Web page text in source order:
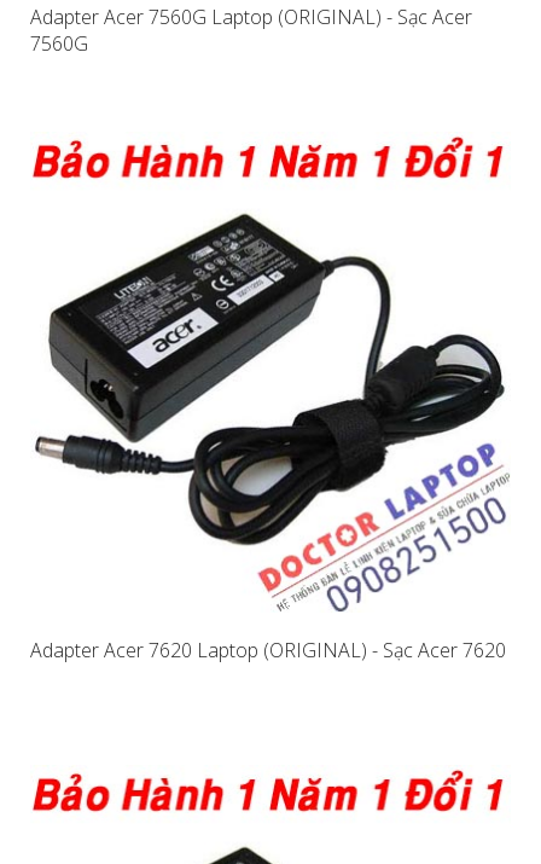
Adapter Acer 7560G Laptop (ORIGINAL) - Sạc Acer
7560G
Adapter Acer 7620 Laptop (ORIGINAL) - Sạc Acer 7620